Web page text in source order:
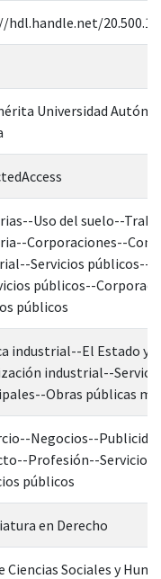
Universidad
Uso del suelo--
Corporaciones--
Servicios públicos--
públicos--
públicos
industrial--El Estado y
industrial--
Obras públicas
Negocios--
Profesión--Servicio
públicos
en Derecho
Ciencias Sociales y